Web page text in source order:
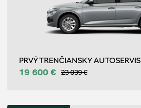
PRVÝ TRENČIANSKY AUTOSERVIS
19 600 € 23 039 €